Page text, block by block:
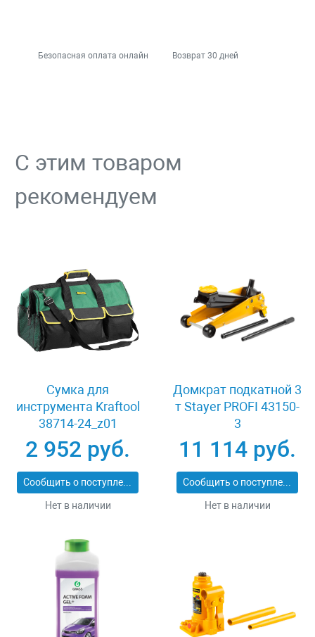
Безопасная оплата онлайн Возврат 30 дней
С этим товаром
рекомендуем
Сумка для
инструмента Kraftool
38714-24_z01
2 952 руб.
Сообщить о поступлении
Нет в наличии
Домкрат подкатной 3
т Stayer PROFI 43150-
3
11 114 руб.
Сообщить о поступлении
Нет в наличии